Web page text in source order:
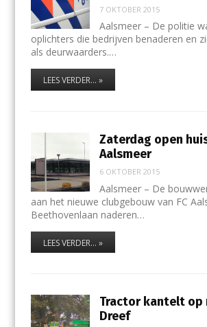
7 OKTOBER 2015
Aalsmeer – De politie
oplichters die bedrijven benaderen en
als deurwaarders.…
LEES VERDER... »
Zaterdag open
Aalsmeer
6 OKTOBER 2015
Aalsmeer – De
aan het nieuwe clubgebouw van FC
Beethovenlaan naderen…
LEES VERDER... »
Tractor kantelt op
Dreef